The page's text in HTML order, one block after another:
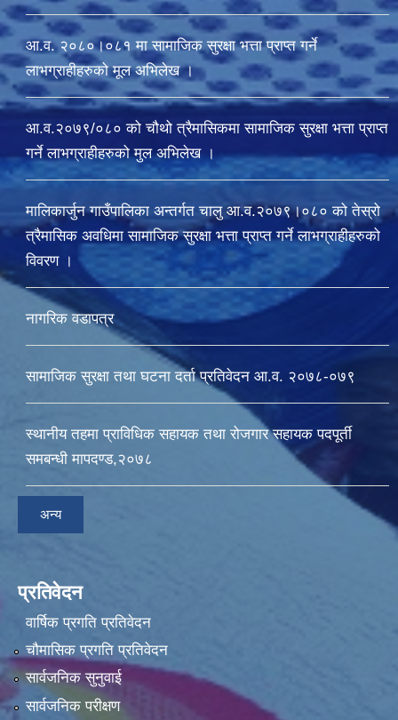
आ.व. २०८०।०८१ मा सामाजिक सुरक्षा भत्ता प्राप्त गर्ने
लाभग्राहीहरुको मूल अभिलेख ।
आ.व.२०७९/०८० को चौथो त्रैमासिकमा सामाजिक सुरक्षा भत्ता प्राप्त
गर्ने लाभग्राहीहरुको मुल अभिलेख ।
मालिकार्जुन गाउँपालिका अन्तर्गत चालु आ‍.व.२०७९।०८० को तेस्रो
त्रैमासिक अवधिमा सामाजिक सुरक्षा भत्ता प्राप्त गर्ने लाभग्राहीहरुको
विवरण ।
नागरिक वडापत्र
सामाजिक सुरक्षा तथा घटना दर्ता प्रतिवेदन आ.व. २०७८-०७९
स्थानीय तहमा प्राविधिक सहायक तथा रोजगार सहायक पदपूर्ती
समबन्धी मापदण्ड,२०७८
अन्य
प्रतिवेदन
वार्षिक प्रगति प्रतिवेदन
चौमासिक प्रगति प्रतिवेदन
सार्वजनिक सुनुवाई
सार्वजनिक परीक्षण